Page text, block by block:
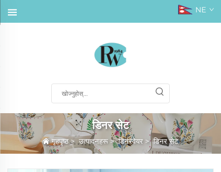
NE
डिनर सेट
गृहपृष्ठ>उत्पादनहरू >डिनरवेयर >डिनर सेट